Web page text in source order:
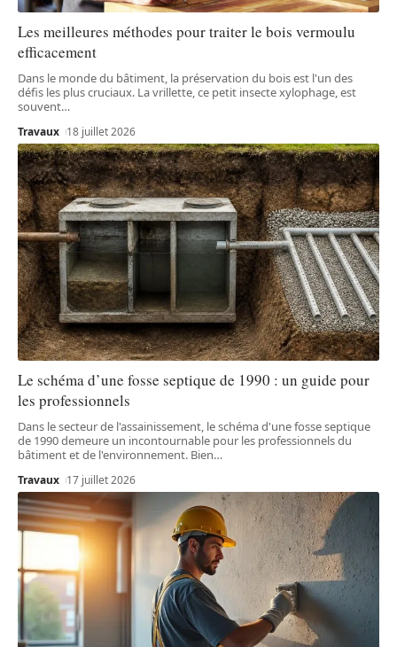
Les meilleures méthodes pour traiter le bois vermoulu
efficacement
Dans le monde du bâtiment, la préservation du bois est l'un des
défis les plus cruciaux. La vrillette, ce petit insecte xylophage, est
souvent…
Travaux 18 juillet 2026
Le schéma d’une fosse septique de 1990 : un guide pour
les professionnels
Dans le secteur de l'assainissement, le schéma d'une fosse septique
de 1990 demeure un incontournable pour les professionnels du
bâtiment et de l'environnement. Bien…
Travaux 17 juillet 2026